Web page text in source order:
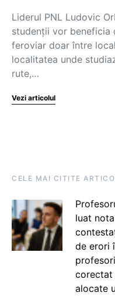
Liderul PNL Ludovic
studenții vor beneficia
feroviar doar între
localitatea unde
rute,…
Vezi articolul
CELE MAI CITITE
luat
de erori
corectat
alocate